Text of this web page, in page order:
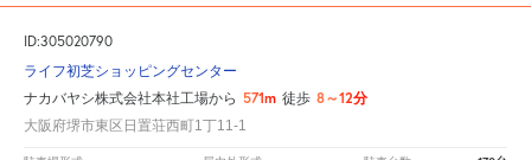
ID:305020790
ライフ初芝ショッピングセンター
ナカバヤシ株式会社本社工場から 571m 徒歩 8～12分
大阪府堺市東区日置荘西町1丁11-1